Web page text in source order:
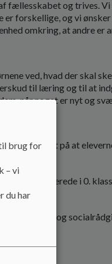
fællesskabet og trives.
er forskellige, og vi
omkring, at andre er
ved, hvad der skal
til læring og til at
når noget er nyt og
vi vægt på at
at vi allerede i 0.
psykolog og
brug for
– vi
du har